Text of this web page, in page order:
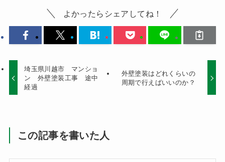
よかったらシェアしてね！
埼玉県川越市 マンショ
ン 外壁塗装工事 途中
経過
外壁塗装はどれくらいの
周期で行えばいいのか？
この記事を書いた人